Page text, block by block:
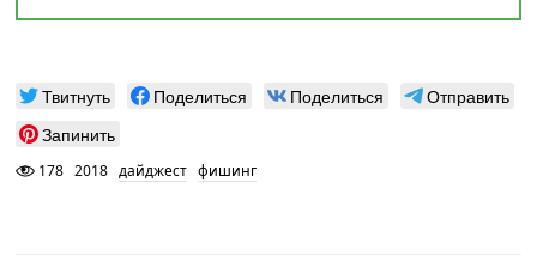
Твитнуть Поделиться Поделиться
Отправить
Запинить
178 2018 дайджест фишинг